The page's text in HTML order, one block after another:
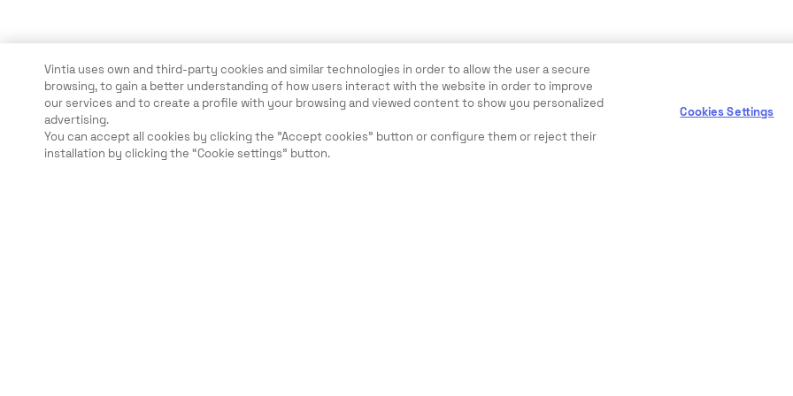
Vintia uses own and third-party cookies and similar technologies in order to allow the user a secure
browsing, to gain a better understanding of how users interact with the website in order to improve
our services and to create a profile with your browsing and viewed content to show you personalized
advertising.
You can accept all cookies by clicking the "Accept cookies" button or configure them or reject their
installation by clicking the “Cookie settings” button.
Cookies Settings